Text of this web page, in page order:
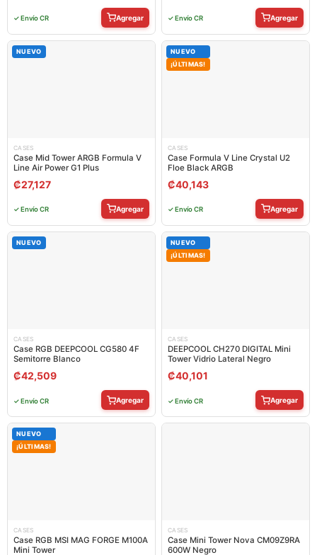
✓ Envío CR Agregar ✓ Envío CR Agregar
NUEVO
CASES
Case Mid Tower ARGB Formula V
Line Air Power G1 Plus
₡27,127
✓ Envío CR Agregar
NUEVO
¡ÚLTIMAS!
CASES
Case Formula V Line Crystal U2
Floe Black ARGB
₡40,143
✓ Envío CR Agregar
NUEVO
CASES
Case RGB DEEPCOOL CG580 4F
Semitorre Blanco
₡42,509
✓ Envío CR Agregar
NUEVO
¡ÚLTIMAS!
CASES
DEEPCOOL CH270 DIGITAL Mini
Tower Vidrio Lateral Negro
₡40,101
✓ Envío CR Agregar
NUEVO
¡ÚLTIMAS!
CASES
Case RGB MSI MAG FORGE M100A
Mini Tower
CASES
Case Mini Tower Nova CM09Z9RA
600W Negro